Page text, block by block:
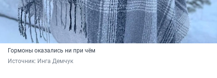
Гормоны оказались ни при чём
Источник: Инга Демчук